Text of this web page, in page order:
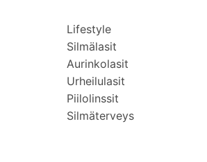
Lifestyle
Silmälasit
Aurinkolasit
Urheilulasit
Piilolinssit
Silmäterveys